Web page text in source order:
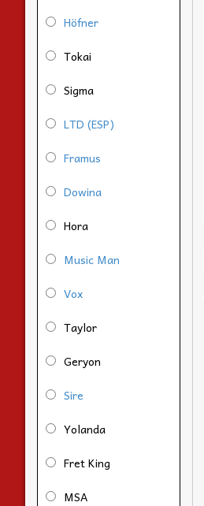
Höfner
Tokai
Sigma
LTD (ESP)
Framus
Dowina
Hora
Music Man
Vox
Taylor
Geryon
Sire
Yolanda
Fret King
MSA